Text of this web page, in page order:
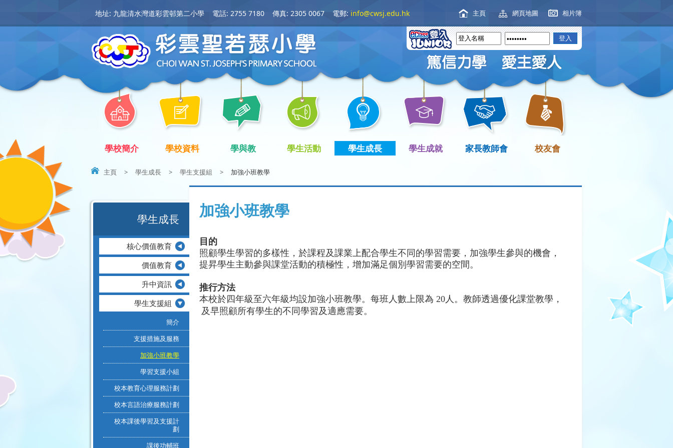
地址: 九龍清水灣道彩雲邨第二小學 電話: 2755 7180 傳真: 2305 0067 電郵: info@cwsj.edu.hk 主頁 網頁地圖 相片簿
學校簡介 學校資料 學與教 學生活動 學生成長 學生成就 家長教師會 校友會
主頁 > 學生成長 > 學生支援組 > 加強小班教學
加強小班教學
目的
照顧學生學習的多樣性，於課程及課業上配合學生不同的學習需要，加強學生參與的機會，
提昇學生主動參與課堂活動的積極性，增加滿足個別學習需要的空間。
推行方法
本校於四年級至六年級均設加強小班教學。每班人數上限為 20人。教師透過優化課堂教學，
及早照顧所有學生的不同學習及適應需要。
學生成長
核心價值教育
價值教育
升中資訊
學生支援組
簡介
支援措施及服務
加強小班教學
學習支援小組
校本教育心理服務計劃
校本言語治療服務計劃
校本課後學習及支援計
劃
課後功輔班